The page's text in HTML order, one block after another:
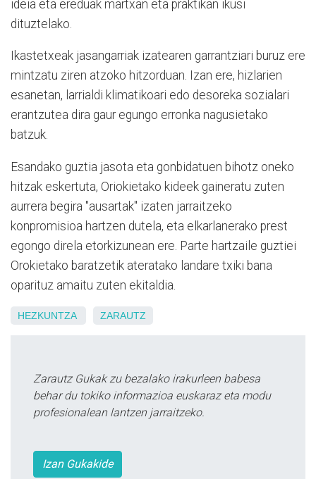
ideia eta ereduak martxan eta praktikan ikusi
dituztelako.
Ikastetxeak jasangarriak izatearen garrantziari buruz ere
mintzatu ziren atzoko hitzorduan. Izan ere, hizlarien
esanetan, larrialdi klimatikoari edo desoreka sozialari
erantzutea dira gaur egungo erronka nagusietako
batzuk.
Esandako guztia jasota eta gonbidatuen bihotz oneko
hitzak eskertuta, Oriokietako kideek gaineratu zuten
aurrera begira "ausartak" izaten jarraitzeko
konpromisioa hartzen dutela, eta elkarlanerako prest
egongo direla etorkizunean ere. Parte hartzaile guztiei
Orokietako baratzetik ateratako landare txiki bana
oparituz amaitu zuten ekitaldia.
HEZKUNTZA ZARAUTZ
Zarautz Gukak zu bezalako irakurleen babesa
behar du tokiko informazioa euskaraz eta modu
profesionalean lantzen jarraitzeko.
Izan Gukakide